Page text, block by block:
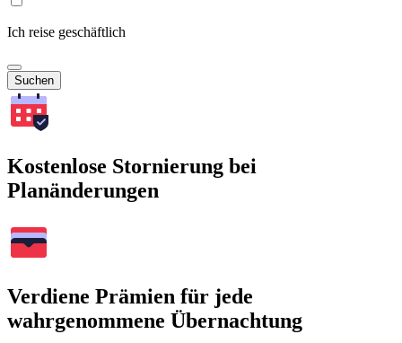
Ich reise geschäftlich
Suchen
Kostenlose Stornierung bei
Planänderungen
Verdiene Prämien für jede
wahrgenommene Übernachtung